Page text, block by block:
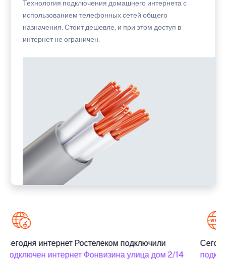
Технология подключения домашнего интернета с
использованием телефонных сетей общего
назначения. Стоит дешевле, и при этом доступ в
интернет не ограничен.
Сегодня интернет Ростелеком подключили
подключен интернет Фонвизина улица дом 2/14